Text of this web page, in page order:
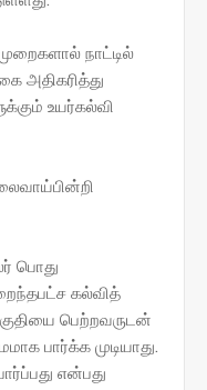
நாட்டில்
அதிகரித்து
உயர்கல்வி
பொது
கல்வித்
பெற்றவருடன்
பார்க்க முடியாது.
என்பது